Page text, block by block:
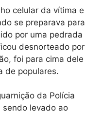
celular da vítima e
se preparava para
por uma pedrada
desnorteado por
foi para cima dele
de populares.
da Polícia
sendo levado ao